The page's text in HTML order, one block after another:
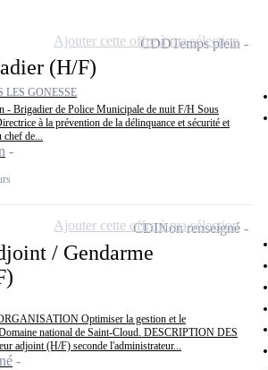
(H/F)
LES GONESSE
- Brigadier de Police Municipale de nuit F/H Sous
à la prévention de la délinquance et sécurité et
chef de...
CDDTemps plein
Ajouter cette offre à ma sélection
/ Gendarme
Optimiser la gestion et le
national de Saint-Cloud. DESCRIPTION DES
adjoint (H/F) seconde l'administrateur...
CDINon renseigné
Ajouter cette offre à ma sélection